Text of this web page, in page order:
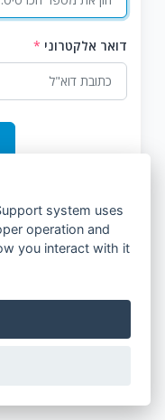
דואר אלקטרוני *
uses
operation and
you interact with it